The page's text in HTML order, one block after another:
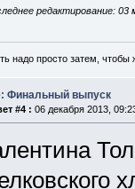
редактирование: 03
надо просто затем, чтобы
Финальный выпуск
#4 : 06 декабря 2013,